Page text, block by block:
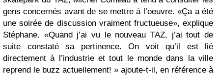
gens concernés avant de se mettre à l’oeuvre. «Ça a été
une soirée de discussion vraiment fructueuse», explique
Stéphane. «Quand j’ai vu le nouveau TAZ, j’ai tout de
suite constaté sa pertinence. On voit qu’il est lié
directement à l’industrie et tout le monde dans la ville
reprend le buzz actuellement! » ajoute-t-il, en référence à